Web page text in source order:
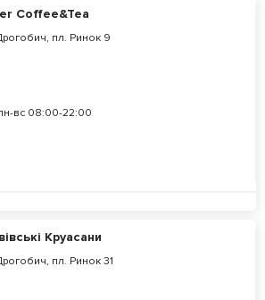
Coffee&Tea
пл. Ринок 9
вс 08:00-22:00
Круасани
пл. Ринок 31